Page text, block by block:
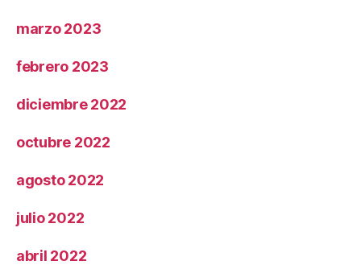
marzo 2023
febrero 2023
diciembre 2022
octubre 2022
agosto 2022
julio 2022
abril 2022